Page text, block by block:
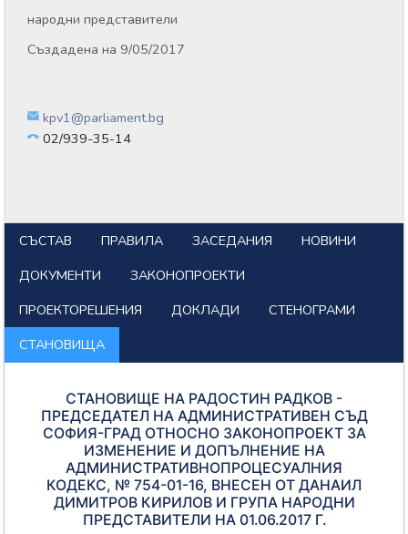
народни представители
Създадена на 9/05/2017
kpv1@parliament.bg
02/939-35-14
СЪСТАВ ПРАВИЛА ЗАСЕДАНИЯ
НОВИНИ
ДОКУМЕНТИ
ЗАКОНОПРОЕКТИ
ПРОЕКТОРЕШЕНИЯ
ДОКЛАДИ
СТЕНОГРАМИ
СТАНОВИЩА
СТАНОВИЩЕ НА РАДОСТИН РАДКОВ -
ПРЕДСЕДАТЕЛ НА АДМИНИСТРАТИВЕН СЪД
СОФИЯ-ГРАД ОТНОСНО ЗАКОНОПРОЕКТ ЗА
ИЗМЕНЕНИЕ И ДОПЪЛНЕНИЕ НА
АДМИНИСТРАТИВНОПРОЦЕСУАЛНИЯ
КОДЕКС, № 754-01-16, ВНЕСЕН ОТ ДАНАИЛ
ДИМИТРОВ КИРИЛОВ И ГРУПА НАРОДНИ
ПРЕДСТАВИТЕЛИ НА 01.06.2017 Г.